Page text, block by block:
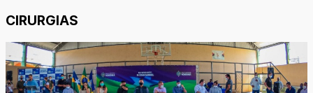
CIRURGIAS